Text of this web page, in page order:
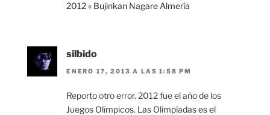
2012 « Bujinkan Nagare Almería
silbido
ENERO 17, 2013 A LAS 1:58 PM
Reporto otro error. 2012 fue el año de los
Juegos Olímpicos. Las Olimpíadas es el